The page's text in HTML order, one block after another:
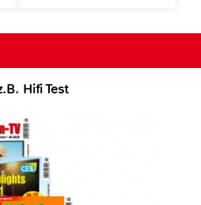
Hifi Test